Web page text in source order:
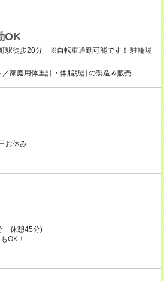
OK
駅徒歩20分 ※自転車通勤可能です！ 駐輪場
家庭用体重計・体脂肪計の製造＆販売
お休み
休憩45分)
OK！